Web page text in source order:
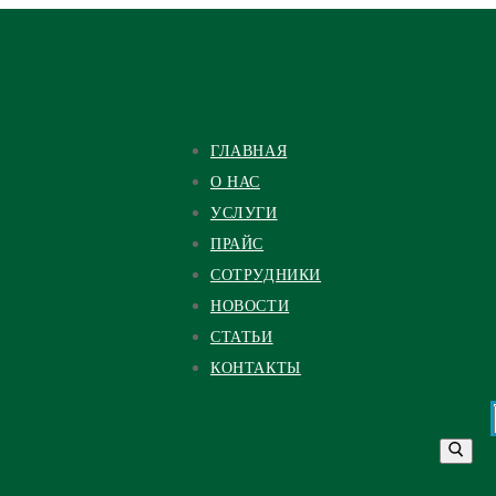
ГЛАВНАЯ
О НАС
УСЛУГИ
ПРАЙС
СОТРУДНИКИ
НОВОСТИ
СТАТЬИ
КОНТАКТЫ